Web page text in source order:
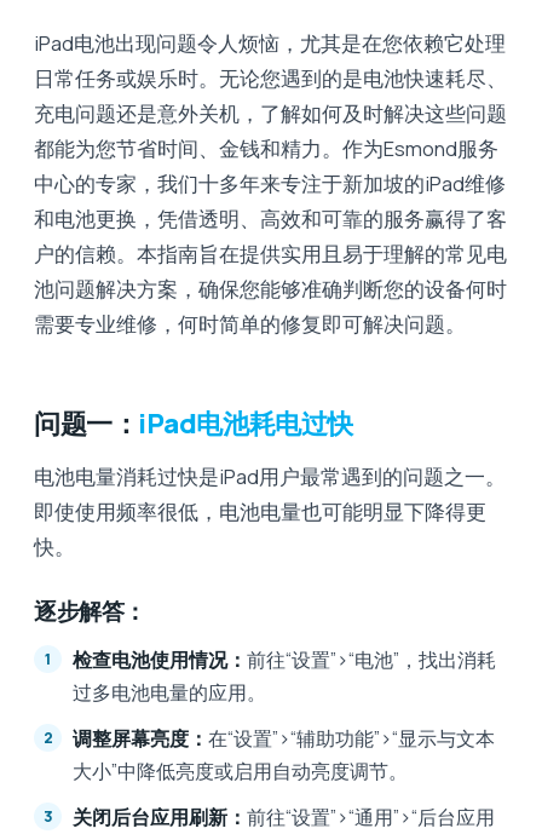
iPad电池出现问题令人烦恼，尤其是在您依赖它处理
日常任务或娱乐时。无论您遇到的是电池快速耗尽、
充电问题还是意外关机，了解如何及时解决这些问题
都能为您节省时间、金钱和精力。作为Esmond服务
中心的专家，​​我们十多年来专注于新加坡的iPad维修
和电池更换，凭借透明、高效和可靠的服务赢得了客
户的信赖。本指南旨在提供实用且易于理解的常见电
池问题解决方案，确保您能够准确判断您的设备何时
需要专业维修，何时简单的修复即可解决问题。
问题一： iPad电池耗电过快
电池电量消耗过快是iPad用户最常遇到的问题之一。
即使使用频率很低，电池电量也可能明显下降得更
快。
逐步解答：
检查电池使用情况： 前往“设置”>“电池”，找出消耗
过多电池电量的应用。
调整屏幕亮度： 在“设置”>“辅助功能”>“显示与文本
大小”中降低亮度或启用自动亮度调节。
关闭后台应用刷新： 前往“设置”>“通用”>“后台应用